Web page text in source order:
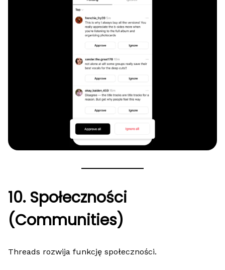
10. Społeczności
(Communities)
Threads rozwija funkcję społeczności.